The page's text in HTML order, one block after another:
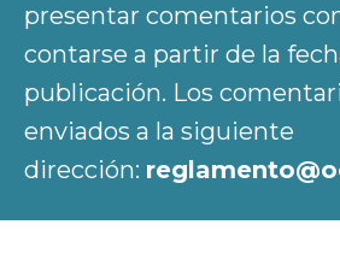
presentar comentarios
contarse a partir de la
publicación. Los
enviados a la siguiente
dirección: